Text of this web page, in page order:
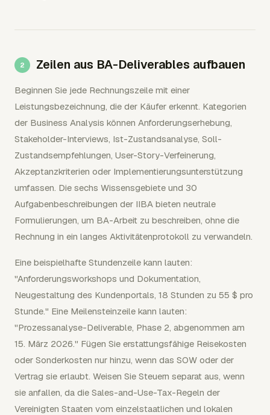
Zeilen aus BA-Deliverables aufbauen
Beginnen Sie jede Rechnungszeile mit einer
Leistungsbezeichnung, die der Käufer erkennt. Kategorien
der Business Analysis können Anforderungserhebung,
Stakeholder-Interviews, Ist-Zustandsanalyse, Soll-
Zustandsempfehlungen, User-Story-Verfeinerung,
Akzeptanzkriterien oder Implementierungsunterstützung
umfassen. Die sechs Wissensgebiete und 30
Aufgabenbeschreibungen der IIBA bieten neutrale
Formulierungen, um BA-Arbeit zu beschreiben, ohne die
Rechnung in ein langes Aktivitätenprotokoll zu verwandeln.
Eine beispielhafte Stundenzeile kann lauten:
"Anforderungsworkshops und Dokumentation,
Neugestaltung des Kundenportals, 18 Stunden zu 55 $ pro
Stunde." Eine Meilensteinzeile kann lauten:
"Prozessanalyse-Deliverable, Phase 2, abgenommen am
15. März 2026." Fügen Sie erstattungsfähige Reisekosten
oder Sonderkosten nur hinzu, wenn das SOW oder der
Vertrag sie erlaubt. Weisen Sie Steuern separat aus, wenn
sie anfallen, da die Sales-and-Use-Tax-Regeln der
Vereinigten Staaten vom einzelstaatlichen und lokalen